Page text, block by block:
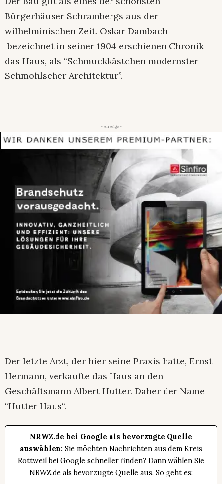
Bürgerhäuser Schrambergs aus der
wilhelminischen Zeit. Oskar Dambach
bezeichnet in seiner 1904 erschienen Chronik
das Haus, als “Schmuckkästchen modernster
Schmohlscher Architektur”.
- Anzeige -
Der letzte Arzt, der hier seine Praxis hatte, Ernst
Hermann, verkaufte das Haus an den
Geschäftsmann Albert Hutter. Daher der Name
“Hutter Haus“.
NRWZ.de bei Google als bevorzugte Quelle
auswählen: Sie möchten Nachrichten aus dem Kreis
Rottweil bei Google schneller finden? Dann wählen Sie
NRWZ.de als bevorzugte Quelle aus. So geht es: